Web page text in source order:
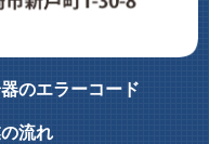
のエラーコード
流れ